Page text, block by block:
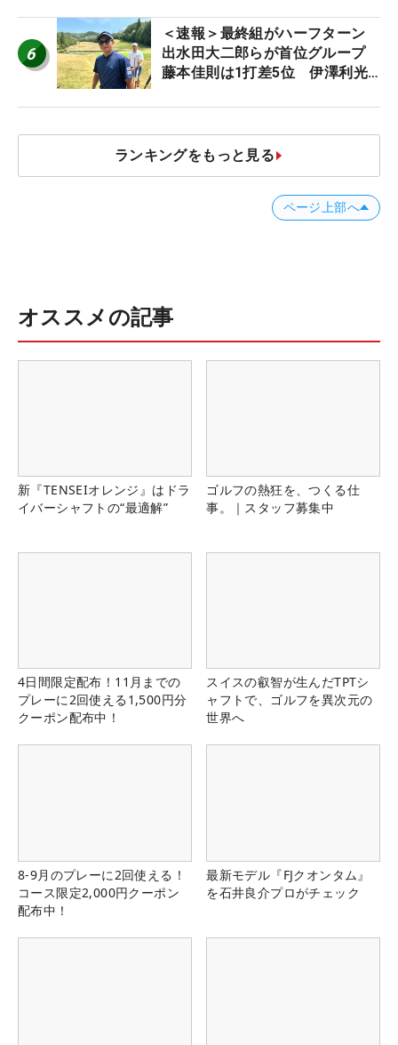
6
＜速報＞最終組がハーフターン
出水田大二郎らが首位グループ
藤本佳則は1打差5位 伊澤利光
JOYX OPEN】
ランキングをもっと見る
ページ上部へ
オススメの記事
新『TENSEIオレンジ』はドラ
イバーシャフトの“最適解”
ゴルフの熱狂を、つくる仕
事。｜スタッフ募集中
4日間限定配布！11月までの
プレーに2回使える1,500円分
クーポン配布中！
スイスの叡智が生んだTPTシ
ャフトで、ゴルフを異次元の
世界へ
8-9月のプレーに2回使える！
コース限定2,000円クーポン
配布中！
最新モデル『FJクオンタム』
を石井良介プロがチェック